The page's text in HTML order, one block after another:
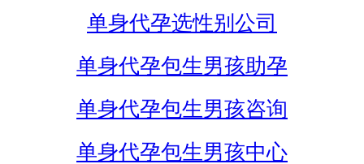
单身代孕选性别公司
单身代孕包生男孩助孕
单身代孕包生男孩咨询
单身代孕包生男孩中心